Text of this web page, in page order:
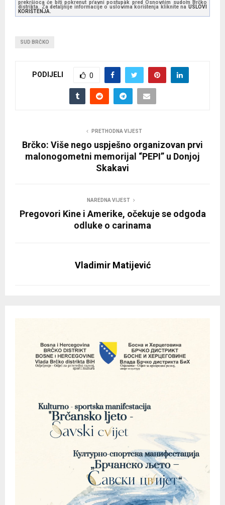
a
prekršioca će biti pokrenut pravni postupak pred Osnovnim sudom Brčko
distrikta. Za detaljnije informacije o uslovima korištenja kliknite na USLOVI
KORIŠTENJA.
SUD BRČKO
PODIJELI 0
PRETHODNA VIJEST
Brčko: Više nego uspješno organizovan prvi
malonogometni memorijal “PEPI” u Donjoj
Skakavi
NAREDNA VIJEST
Pregovori Kine i Amerike, očekuje se odgoda
odluke o carinama
Vladimir Matijević